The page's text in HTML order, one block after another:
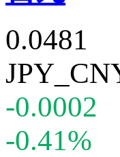
0.0481
-0.0002
-0.41%